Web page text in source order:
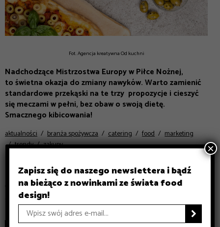
Fot. Agencja kreatywna Od kuchni
Nadchodzące Mistrzostwa Europy w Piłce Nożnej,
to świetna okazja do zmiany nawyków. Warto zamienić
standardowe przekąski na te trzy propozycje i cieszyć
się meczami w pełni, bez obaw o swoją dietę.
Smacznego kibicowania!
aktualności branża spożywcza catering food
marketing
trendy
zakupy
Dodaj komentarz
Twój adres email nie zostanie opublikowany.Wymagane pola
są oznaczone
Komentarz*
Zapisz się do naszego newslettera i bądź
na bieżąco z nowinkami ze świata food
design!

×